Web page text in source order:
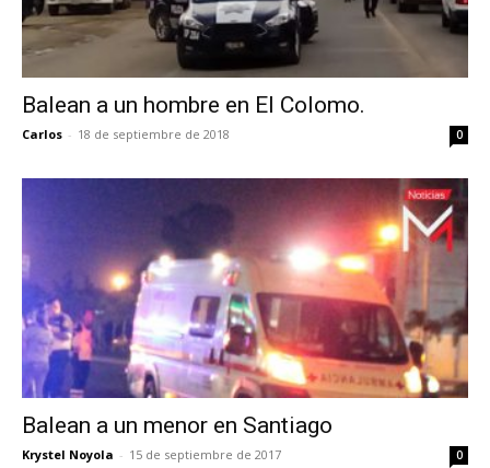
Balean a un hombre en El Colomo.
Carlos - 18 de septiembre de 2018 0
Balean a un menor en Santiago
Krystel Noyola - 15 de septiembre de 2017 0